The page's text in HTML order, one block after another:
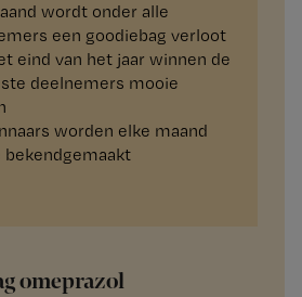
wordt onder alle
een goodiebag verloot
eind van het jaar winnen de
deelnemers mooie
worden elke maand
bekendgemaakt
omeprazol